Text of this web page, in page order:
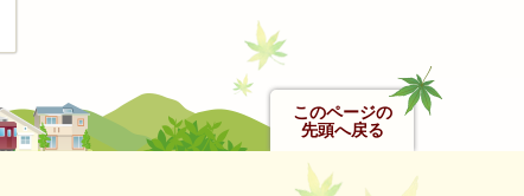
このページの
先頭へ戻る